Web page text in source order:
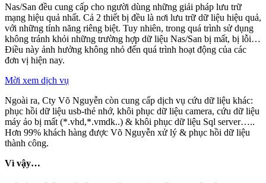
Nas/San đều cung cấp cho người dùng những giải pháp lưu trữ
mạng hiệu quả nhất. Cả 2 thiết bị đều là nơi lưu trữ dữ liệu hiệu quả,
với những tính năng riêng biệt. Tuy nhiên, trong quá trình sử dụng
không tránh khỏi những trường hợp dữ liệu Nas/San bị mất, bị lỗi…
Điều này ảnh hưởng không nhỏ đến quá trình hoạt động của các
đơn vị hiện nay.
Mời xem dịch vụ
Ngoài ra, Cty Võ Nguyễn còn cung cấp dịch vụ cứu dữ liệu khác:
phục hồi dữ liệu usb-thẻ nhớ, khôi phục dữ liệu camera, cứu dữ liệu
máy ảo bị mất (*.vhd,*.vmdk..) & khôi phục dữ liệu Sql server…..
Hơn 99% khách hàng được Võ Nguyễn xử lý & phục hồi dữ liệu
thành công.
Vì vậy…